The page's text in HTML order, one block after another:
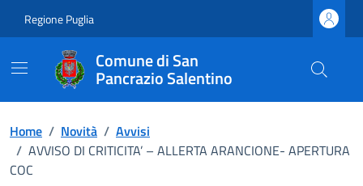
Regione Puglia
Comune di San
Pancrazio Salentino
Home / Novità / Avvisi
/ AVVISO DI CRITICITA’ – ALLERTA ARANCIONE- APERTURA
COC